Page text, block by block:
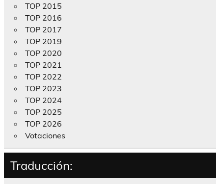
TOP 2015
TOP 2016
TOP 2017
TOP 2019
TOP 2020
TOP 2021
TOP 2022
TOP 2023
TOP 2024
TOP 2025
TOP 2026
Votaciones
Traducción: